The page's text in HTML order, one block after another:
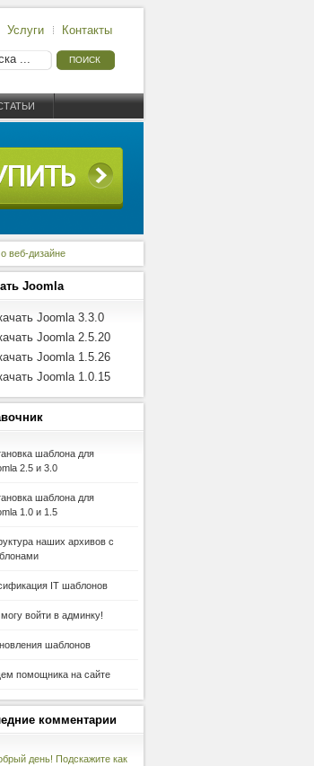
Услуги Контакты
Joomla
Joomla 3.3.0
Joomla 2.5.20
Joomla 1.5.26
Joomla 1.0.15
шаблона для
2.5 и 3.0
шаблона для
1.0 и 1.5
наших архивов с
IT шаблонов
войти в админку!
шаблонов
помощника на сайте
комментарии
день! Подскажите как